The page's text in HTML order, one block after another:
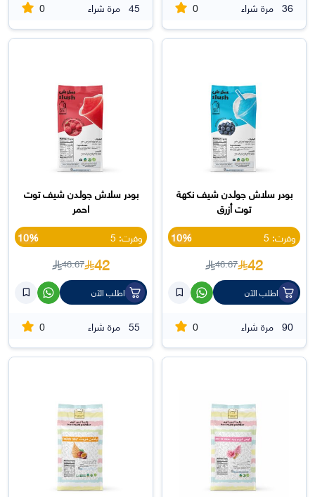
36 مرة شراء 0
45 مرة شراء 0
بودر سلاش جولدن شيف نكهة
توت أزرق
وفرت: 5
10%
42
46.67
اطلب الآن
90 مرة شراء 0
بودر سلاش جولدن شيف توت
احمر
وفرت: 5
10%
42
46.67
اطلب الآن
55 مرة شراء 0